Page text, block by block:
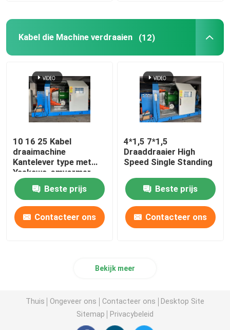
Kabel die Machine verdraaien (12)
10 16 25 Kabel
draaimachine
Kantelever type met
Yaskawa-omvormer
Beste prijs
Contacteer ons
4*1,5 7*1,5
Draaddraaier High
Speed Single Standing
Beste prijs
Contacteer ons
Bekijk meer
Thuis Ongeveer ons Contacteer ons
Desktop Site
Sitemap
Privacybeleid